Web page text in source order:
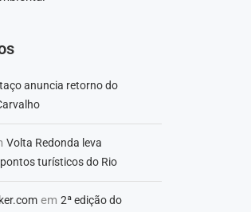
anuncia retorno do
Volta Redonda leva
turísticos do Rio
em 2ª edição do